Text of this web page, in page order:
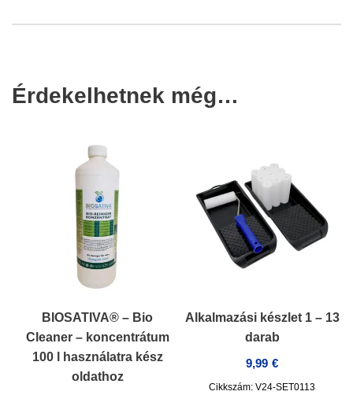
Érdekelhetnek még…
BIOSATIVA® – Bio
Cleaner – koncentrátum
100 l használatra kész
oldathoz
Alkalmazási készlet 1 – 13
darab
9,99 €
Cikkszám: V24-SET0113